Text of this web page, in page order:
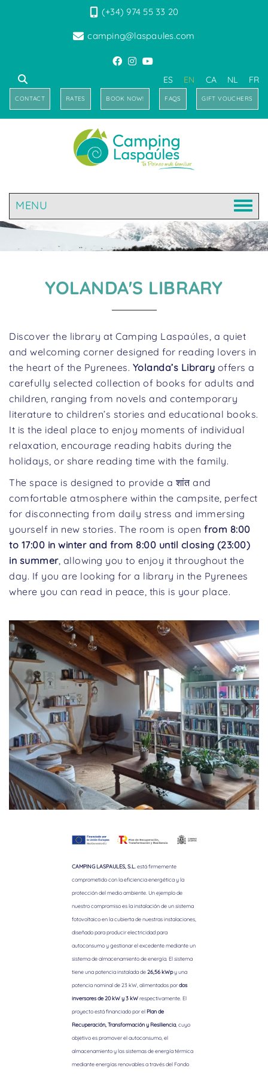
(+34) 974 55 33 20
camping@laspaules.com
ES EN CA NL FR
CONTACT RATES BOOK NOW! FAQS GIFT VOUCHERS
MENU
YOLANDA'S LIBRARY
Discover the library at Camping Laspaúles, a quiet
and welcoming corner designed for reading lovers in
the heart of the Pyrenees. Yolanda’s Library offers a
carefully selected collection of books for adults and
children, ranging from novels and contemporary
literature to children’s stories and educational books.
It is the ideal place to enjoy moments of individual
relaxation, encourage reading habits during the
holidays, or share reading time with the family.
The space is designed to provide a शांत and
comfortable atmosphere within the campsite, perfect
for disconnecting from daily stress and immersing
yourself in new stories. The room is open from 8:00
to 17:00 in winter and from 8:00 until closing (23:00)
in summer, allowing you to enjoy it throughout the
day. If you are looking for a library in the Pyrenees
where you can read in peace, this is your place.
Previous
CAMPING LASPAULES, S.L.
está firmemente
comprometido con la eficiencia energética y la
protección del medio ambiente. Un ejemplo de
nuestro compromiso es la instalación de un sistema
fotovoltaico en la cubierta de nuestras instalaciones,
diseñado para producir electricidad para
autoconsumo y gestionar el excedente mediante un
sistema de almacenamiento de energía. El sistema
tiene una potencia instalada de26,56 kWpy una
potencia nominal de 23 kW, alimentados pordos
inversores de 20 kW y 3 kWrespectivamente. El
proyecto está financiado por elPlan de
Recuperación, Transformación y Resiliencia, cuyo
objetivo es promover el autoconsumo, el
almacenamiento y los sistemas de energía térmica
mediante energías renovables a través del Fondo